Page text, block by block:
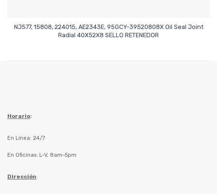
NJ577, 15808, 224015, AE2343E, 95GCY-39520808X Oil Seal Joint
Radial 40X52X8 SELLO RETENEDOR
Leer Más
Horario:
En Línea: 24/7
En Oficinas: L-V, 8am-5pm
Dirección: